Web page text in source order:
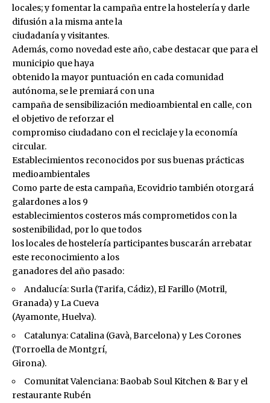
locales; y fomentar la campaña entre la hostelería y darle
difusión a la misma ante la
ciudadanía y visitantes.
Además, como novedad este año, cabe destacar que para el
municipio que haya
obtenido la mayor puntuación en cada comunidad
autónoma, se le premiará con una
campaña de sensibilización medioambiental en calle, con
el objetivo de reforzar el
compromiso ciudadano con el reciclaje y la economía
circular.
Establecimientos reconocidos por sus buenas prácticas
medioambientales
Como parte de esta campaña, Ecovidrio también otorgará
galardones a los 9
establecimientos costeros más comprometidos con la
sostenibilidad, por lo que todos
los locales de hostelería participantes buscarán arrebatar
este reconocimiento a los
ganadores del año pasado:
Andalucía: Surla (Tarifa, Cádiz), El Farillo (Motril,
Granada) y La Cueva
(Ayamonte, Huelva).
Catalunya: Catalina (Gavà, Barcelona) y Les Corones
(Torroella de Montgrí,
Girona).
Comunitat Valenciana: Baobab Soul Kitchen & Bar y el
restaurante Rubén